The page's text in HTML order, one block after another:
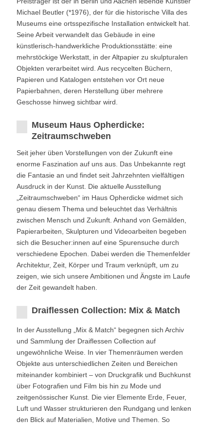
Michael Beutler (*1976), der für die historische Villa des
Museums eine ortsspezifische Installation entwickelt hat.
Seine Arbeit verwandelt das Gebäude in eine
künstlerisch-handwerkliche Produktionsstätte: eine
mehrstöckige Werkstatt, in der Altpapier zu skulpturalen
Objekten verarbeitet wird. Aus recycelten Büchern,
Papieren und Katalogen entstehen vor Ort neue
Papierbahnen, deren Herstellung über mehrere
Geschosse hinweg sichtbar wird.
Museum Haus Opherdicke:
Zeitraumschweben
Seit jeher üben Vorstellungen von der Zukunft eine
enorme Faszination auf uns aus. Das Unbekannte regt
die Fantasie an und findet seit Jahrzehnten vielfältigen
Ausdruck in der Kunst. Die aktuelle Ausstellung
„Zeitraumschweben“ im Haus Opherdicke widmet sich
genau diesem Thema und beleuchtet das Verhältnis
zwischen Mensch und Zukunft. Anhand von Gemälden,
Papierarbeiten, Skulpturen und Videoarbeiten begeben
sich die Besucher:innen auf eine Spurensuche durch
verschiedene Epochen. Dabei werden die Themenfelder
Architektur, Zeit, Körper und Traum verknüpft, um zu
zeigen, wie sich unsere Ambitionen und Ängste im Laufe
der Zeit gewandelt haben.
Draiflessen Collection: Mix & Match
In der Ausstellung „Mix & Match“ begegnen sich Archiv
und Sammlung der Draiflessen Collection auf
ungewöhnliche Weise. In vier Themenräumen werden
Objekte aus unterschiedlichen Zeiten und Bereichen
miteinander kombiniert – von Druckgrafik und Buchkunst
über Fotografien und Film bis hin zu Mode und
zeitgenössischer Kunst. Die vier Elemente Erde, Feuer,
Luft und Wasser strukturieren den Rundgang und lenken
den Blick auf Materialien, Motive und Themen. So